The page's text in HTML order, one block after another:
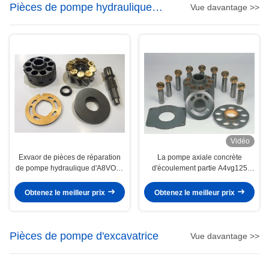
Pièces de pompe hydraulique
Rexroth
Vue davantage >>
Exvaor de pièces de réparation
de pompe hydraulique d'A8VO80
Obtenez le meilleur prix
Vidéo
La pompe axiale concrète
d'écoulement partie A4vg125
Obtenez le meilleur prix
Pièces de pompe d'excavatrice Vue davantage >>